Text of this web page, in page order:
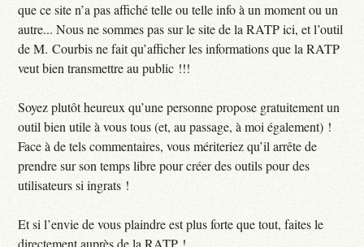
que ce site n’a pas affiché telle ou telle info à un moment ou un
autre... Nous ne sommes pas sur le site de la RATP ici, et l’outil
de M. Courbis ne fait qu’afficher les informations que la RATP
veut bien transmettre au public !!!
Soyez plutôt heureux qu’une personne propose gratuitement un
outil bien utile à vous tous (et, au passage, à moi également) !
Face à de tels commentaires, vous mériteriez qu’il arrête de
prendre sur son temps libre pour créer des outils pour des
utilisateurs si ingrats !
Et si l’envie de vous plaindre est plus forte que tout, faites le
directement auprès de la RATP !